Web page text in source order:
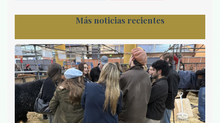
Más noticias recientes